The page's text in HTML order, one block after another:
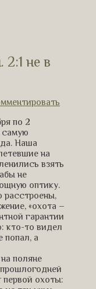
2:1 не в
по 2
самую
Наша
на
взять
не
оптику.
расстроены,
«охота –
гарантии
кто-то видел
попал, а
поляне
первой охоты: